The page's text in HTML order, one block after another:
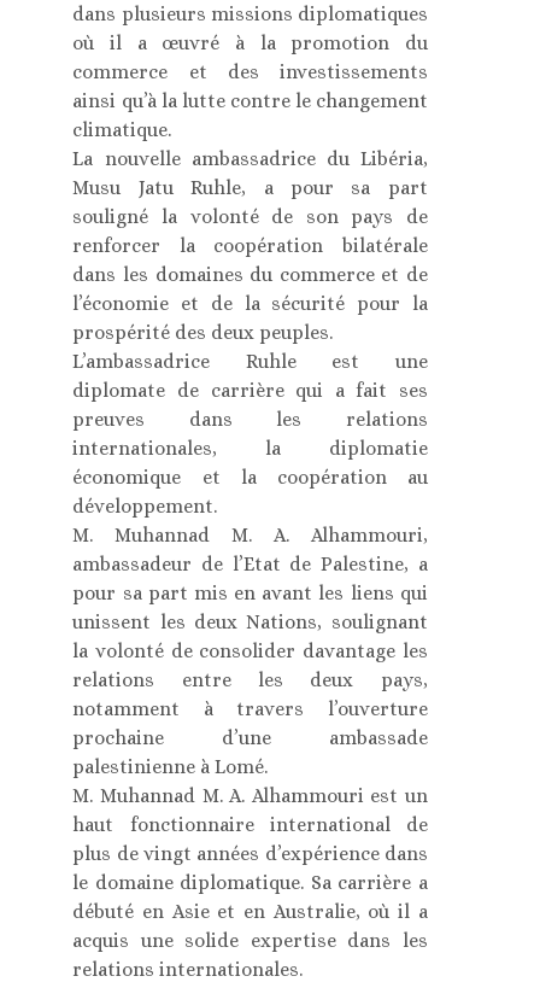
dans plusieurs missions diplomatiques
où il a œuvré à la promotion du
commerce et des investissements
ainsi qu’à la lutte contre le changement
climatique.
La nouvelle ambassadrice du Libéria,
Musu Jatu Ruhle, a pour sa part
souligné la volonté de son pays de
renforcer la coopération bilatérale
dans les domaines du commerce et de
l’économie et de la sécurité pour la
prospérité des deux peuples.
L’ambassadrice Ruhle est une
diplomate de carrière qui a fait ses
preuves dans les relations
internationales, la diplomatie
économique et la coopération au
développement.
M. Muhannad M. A. Alhammouri,
ambassadeur de l’Etat de Palestine, a
pour sa part mis en avant les liens qui
unissent les deux Nations, soulignant
la volonté de consolider davantage les
relations entre les deux pays,
notamment à travers l’ouverture
prochaine d’une ambassade
palestinienne à Lomé.
M. Muhannad M. A. Alhammouri est un
haut fonctionnaire international de
plus de vingt années d’expérience dans
le domaine diplomatique. Sa carrière a
débuté en Asie et en Australie, où il a
acquis une solide expertise dans les
relations internationales.